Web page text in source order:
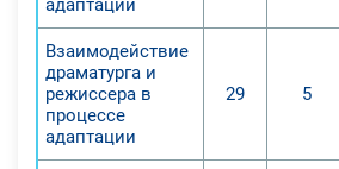
адаптации
Взаимодействие
драматурга и
режиссера в
процессе
адаптации
29 5